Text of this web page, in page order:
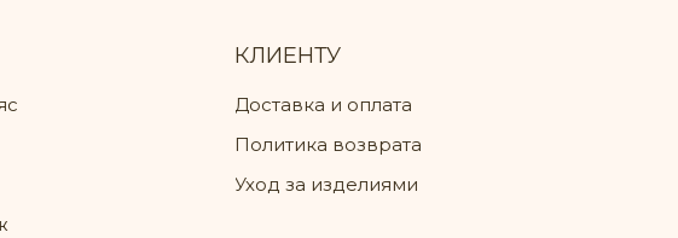
КЛИЕНТУ
Доставка и оплата
Политика возврата
Уход за изделиями